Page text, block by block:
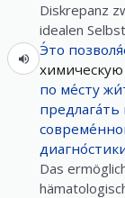
Diskrepanz
idealen
Э́то
химическую
по ме́сту
предлага́ть
Das